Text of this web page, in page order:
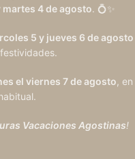
martes 4 de agosto. 💍✨
5 y jueves 6 de agosto
el viernes 7 de agosto, en
Vacaciones Agostinas!